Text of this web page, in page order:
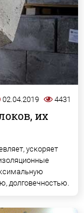
02.04.2019 4431
их
ускоряет
долговечностью.